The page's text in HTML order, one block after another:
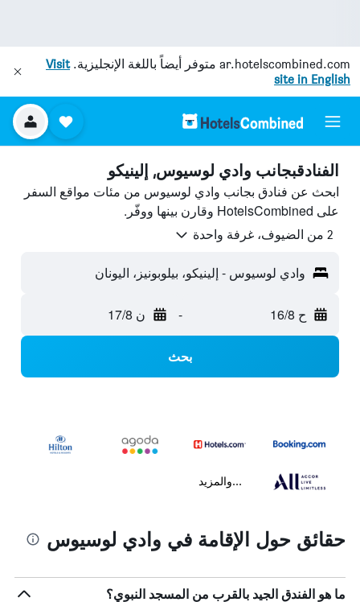
ar.hotelscombined.com متوفر أيضاً باللغة الإنجليزية.Visit
site in English
الفنادقبجانب وادي لوسيوس, إلينيكو
ابحث عن فنادق بجانب وادي لوسيوس من مئات مواقع السفر
على HotelsCombined وقارن بينها ووفّر.
2 من الضيوف، غرفة واحدة
وادي لوسيوس - إلينيكو، بيلوبونيز، اليونان
ح 16/8 - ن 17/8
بحث
...والمزيد
حقائق حول الإقامة في وادي لوسيوس
ما هو الفندق الجيد بالقرب من المسجد النبوي؟